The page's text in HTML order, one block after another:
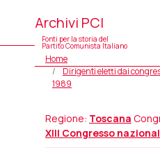
Archivi PCI
Fonti per la storia del
Partito Comunista Italiano
Home
Dirigenti eletti dai
1989
Regione: Toscana
XIII Congresso